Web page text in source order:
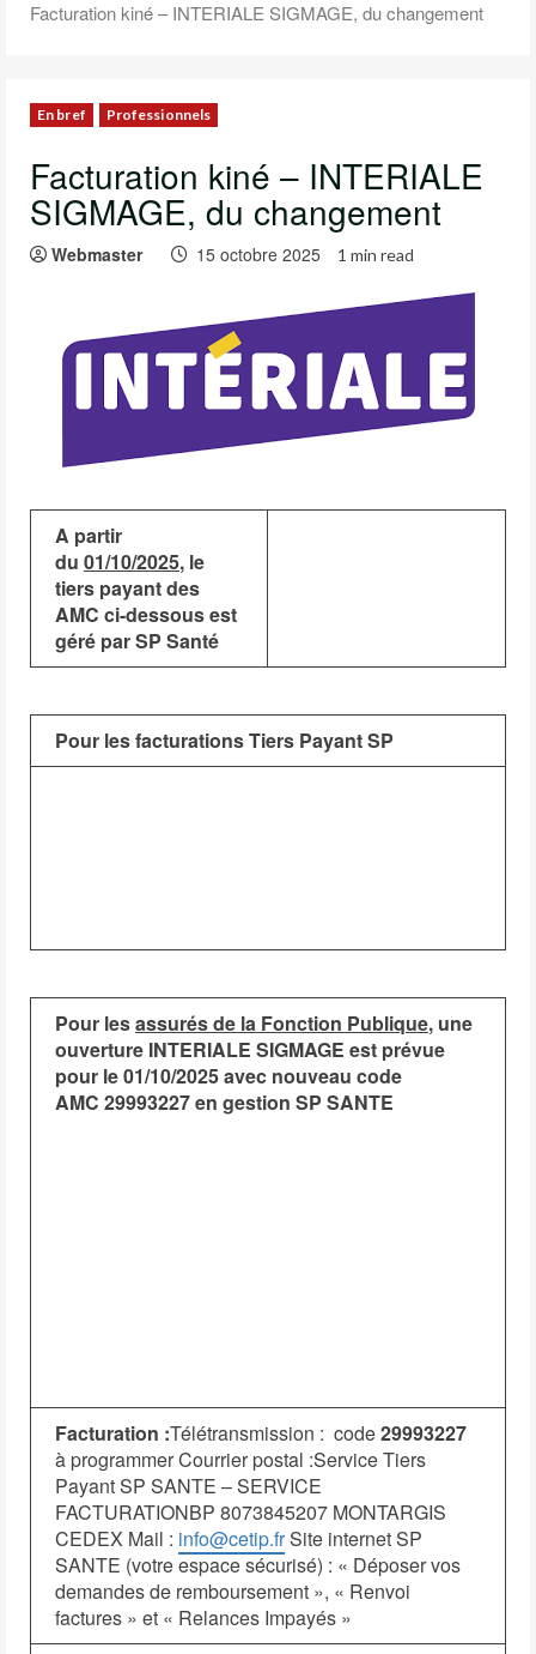
Facturation kiné – INTERIALE SIGMAGE, du changement
En bref Professionnels
Facturation kiné – INTERIALE
SIGMAGE, du changement
Webmaster 15 octobre 2025 1 min read
A partir
du 01/10/2025, le
tiers payant des
AMC ci-dessous est
géré par SP Santé
Pour les facturations Tiers Payant SP
Pour lesassurés de la Fonction Publique, une
ouverture INTERIALE SIGMAGE est prévue
pour le 01/10/2025 avec nouveau code
AMC 29993227en gestion SP SANTE
Facturation :Télétransmission : code29993227
à programmer Courrier postal :Service Tiers
Payant SP SANTE – SERVICE
FACTURATIONBP 8073845207 MONTARGIS
CEDEX Mail : info@cetip.frSite internet SP
SANTE (votre espace sécurisé) : « Déposer vos
demandes de remboursement », « Renvoi
factures » et « Relances Impayés »